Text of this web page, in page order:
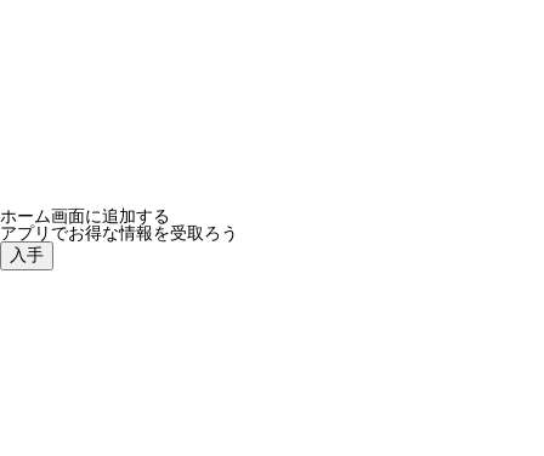
ホーム画面に追加する
アプリでお得な情報を受取ろう
入手